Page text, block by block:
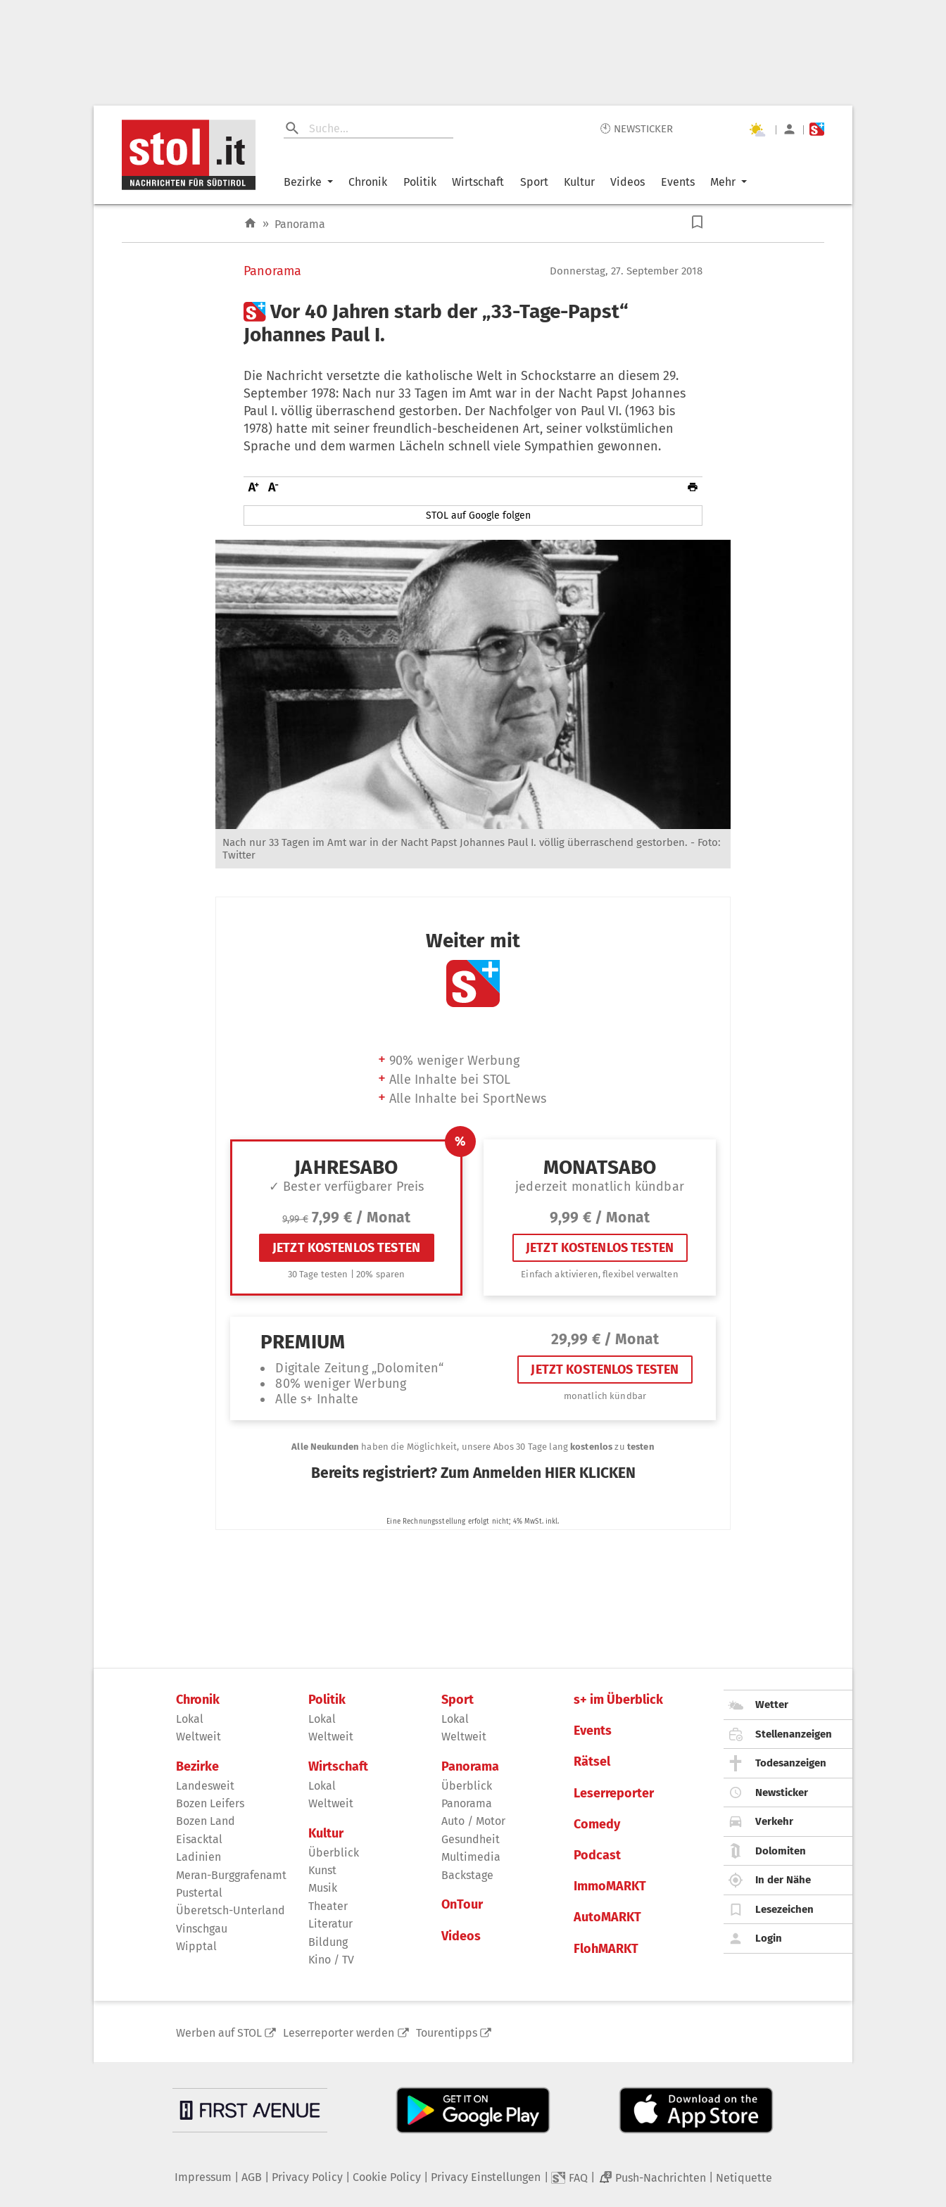
🕙 NEWSTICKER | |
Bezirke Chronik Politik Wirtschaft Sport Kultur Videos Events Mehr
» Panorama
Panorama Donnerstag, 27. September 2018
Vor 40 Jahren starb der „33-Tage-Papst“
Johannes Paul I.
Die Nachricht versetzte die katholische Welt in Schockstarre an diesem 29.
September 1978: Nach nur 33 Tagen im Amt war in der Nacht Papst Johannes
Paul I. völlig überraschend gestorben. Der Nachfolger von Paul VI. (1963 bis
1978) hatte mit seiner freundlich-bescheidenen Art, seiner volkstümlichen
Sprache und dem warmen Lächeln schnell viele Sympathien gewonnen.
STOL auf Google folgen
Nach nur 33 Tagen im Amt war in der Nacht Papst Johannes Paul I. völlig überraschend gestorben. - Foto:
Twitter
Chronik
Lokal
Weltweit
Bezirke
Landesweit
Bozen Leifers
Bozen Land
Eisacktal
Ladinien
Meran-Burggrafenamt
Pustertal
Überetsch-Unterland
Vinschgau
Wipptal
Politik
Lokal
Weltweit
Wirtschaft
Lokal
Weltweit
Kultur
Überblick
Kunst
Musik
Theater
Literatur
Bildung
Kino / TV
Sport
Lokal
Weltweit
Panorama
Überblick
Panorama
Auto / Motor
Gesundheit
Multimedia
Backstage
OnTour
Videos
s+ im Überblick
Events
Rätsel
Leserreporter
Comedy
Podcast
ImmoMARKT
AutoMARKT
FlohMARKT
Wetter
Stellenanzeigen
Todesanzeigen
Newsticker
Verkehr
Dolomiten
In der Nähe
Lesezeichen
Login
Werben auf STOL Leserreporter werden Tourentipps
Impressum AGB Privacy Policy| Cookie Policy| Privacy Einstellungen FAQ 2 Push-Nachrichten Netiquette